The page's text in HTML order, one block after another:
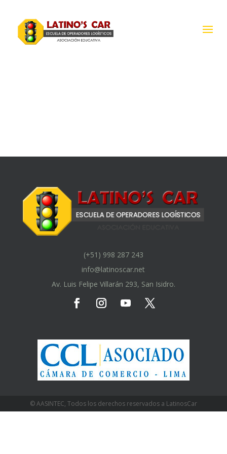
(+51) 998 287 243
info@latinoscar.net
Av. Luis Felipe Villarán 293, San Isidro.
© AASINTEC, Todos los derechos reservados a LatinosCar